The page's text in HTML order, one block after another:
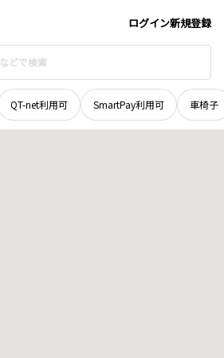
ログイン新規登録
QT-net利用可 SmartPay利用可 車椅子